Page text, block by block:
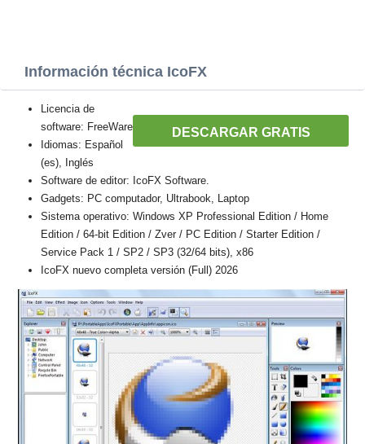
Información técnica IcoFX
DESCARGAR GRATIS
Licencia de
software: FreeWare
Idiomas: Español
(es), Inglés
Software de editor: IcoFX Software.
Gadgets: PC computador, Ultrabook, Laptop
Sistema operativo: Windows XP Professional Edition / Home
Edition / 64-bit Edition / Zver / PC Edition / Starter Edition /
Service Pack 1 / SP2 / SP3 (32/64 bits), x86
IcoFX nuevo completa versión (Full) 2026